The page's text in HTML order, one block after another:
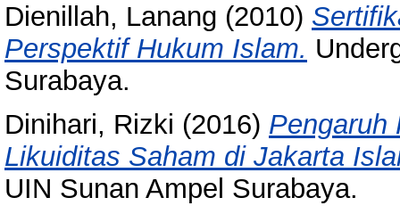
Dienillah, Lanang (2010)
Perspektif Hukum Islam.
Surabaya.
Dinihari, Rizki (2016) Pengaruh
Likuiditas Saham di Jakarta
UIN Sunan Ampel Surabaya.